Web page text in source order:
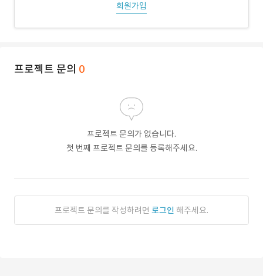
회원가입
프로젝트 문의 0
프로젝트 문의가 없습니다.
첫 번째 프로젝트 문의를 등록해주세요.
프로젝트 문의를 작성하려면 로그인 해주세요.